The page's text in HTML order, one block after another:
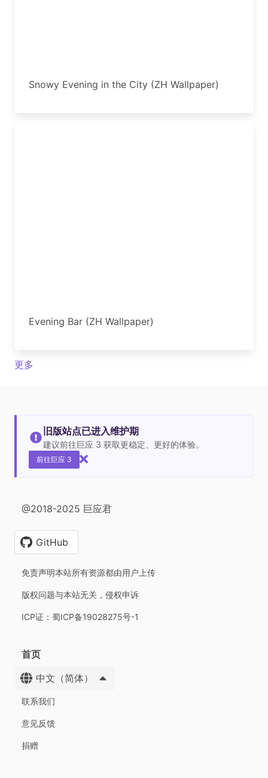
Snowy Evening in the City (ZH Wallpaper)
Evening Bar (ZH Wallpaper)
更多
旧版站点已进入维护期
建议前往巨应 3 获取更稳定、更好的体验。
前往巨应 3
@2018-2025 巨应君
GitHub
免责声明本站所有资源都由用户上传
版权问题与本站无关，侵权申诉
ICP证：蜀ICP备19028275号-1
首页
中文（简体）
联系我们
意见反馈
捐赠